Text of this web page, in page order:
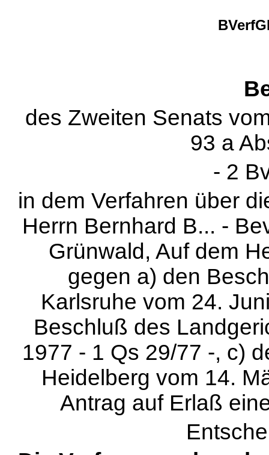
des Zweiten Senats
93 a
- 2
in dem Verfahren über
Herrn Bernhard B... -
Grünwald, Auf dem
gegen a) den
Karlsruhe vom 24.
Beschluß des
1977 - 1 Qs 29/77 -, c)
Heidelberg vom 14.
Antrag auf Erlaß